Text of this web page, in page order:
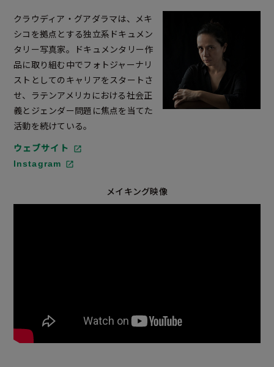
クラウディア・グアダラマは、メキ
シコを拠点とする独立系ドキュメン
タリー写真家。ドキュメンタリー作
品に取り組む中でフォトジャーナリ
ストとしてのキャリアをスタートさ
せ、ラテンアメリカにおける社会正
義とジェンダー問題に焦点を当てた
活動を続けている。
ウェブサイト
Instagram
メイキング映像